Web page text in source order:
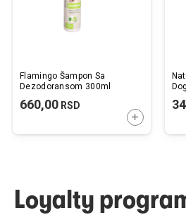
Flamingo Šampon Sa
Dezodoransom 300ml
660,00 RSD
DODAJTE U
Loyalty